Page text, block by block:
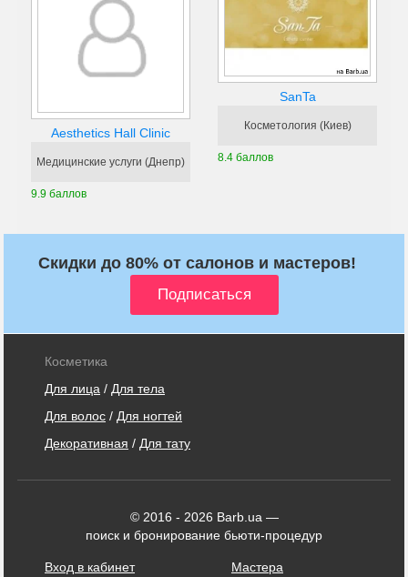
Aesthetics Hall Clinic
Медицинские услуги (Днепр)
9.9 баллов
SanTa
Косметология (Киев)
8.4 баллов
Скидки до 80% от салонов и мастеров!
Косметика
Для лица / Для тела
Для волос / Для ногтей
Декоративная / Для тату
© 2016 - 2026 Barb.ua —
поиск и бронирование бьюти-процедур
Вход в кабинет Мастера